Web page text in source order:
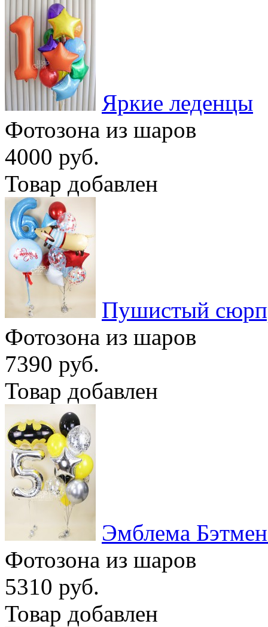
Яркие леденцы
Фотозона из шаров
4000 руб.
Товар добавлен
Пушистый
Фотозона из шаров
7390 руб.
Товар добавлен
Эмблема
Фотозона из шаров
5310 руб.
Товар добавлен